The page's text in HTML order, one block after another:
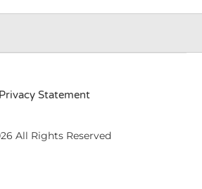
Privacy Statement
All Rights Reserved